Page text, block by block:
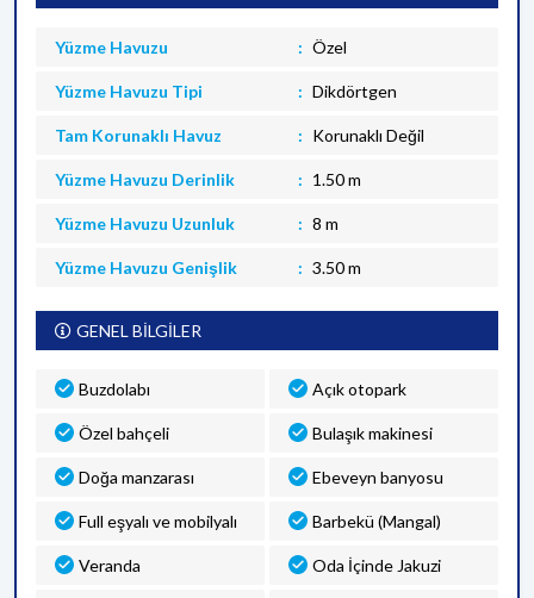
Yüzme Havuzu Özel
Yüzme Havuzu Tipi Dikdörtgen
Tam Korunaklı Havuz Korunaklı Değil
Yüzme Havuzu Derinlik 1.50 m
Yüzme Havuzu Uzunluk 8 m
Yüzme Havuzu Genişlik 3.50 m
GENEL BİLGİLER
Buzdolabı Açık otopark
Özel bahçeli Bulaşık makinesi
Doğa manzarası Ebeveyn banyosu
Full eşyalı ve mobilyalı Barbekü (Mangal)
Veranda Oda İçinde Jakuzi